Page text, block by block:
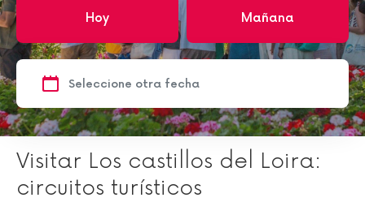
Hoy Mañana
Visitar Los castillos del Loira:
circuitos turísticos